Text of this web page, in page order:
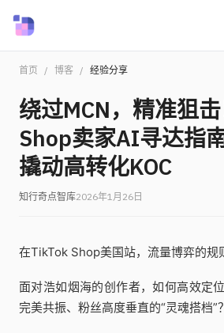
首页 / 博客 / 经验分享
绕过MCN，精准狙
Shop卖家AI寻达指
撬动高转化KOC
知行奇点智库2026年1月26日
在TikTok Shop美国站，流量博弈的规
面对浩如烟海的创作者，如何高效定
完美共振、粉丝高度垂直的“灵魂搭档”？